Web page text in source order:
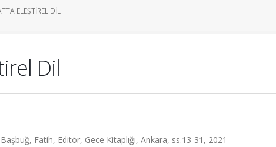
ELEŞTIREL DIL
Dil
Fatih, Editör, Gece Kitaplığı, Ankara, ss.13-31, 2021